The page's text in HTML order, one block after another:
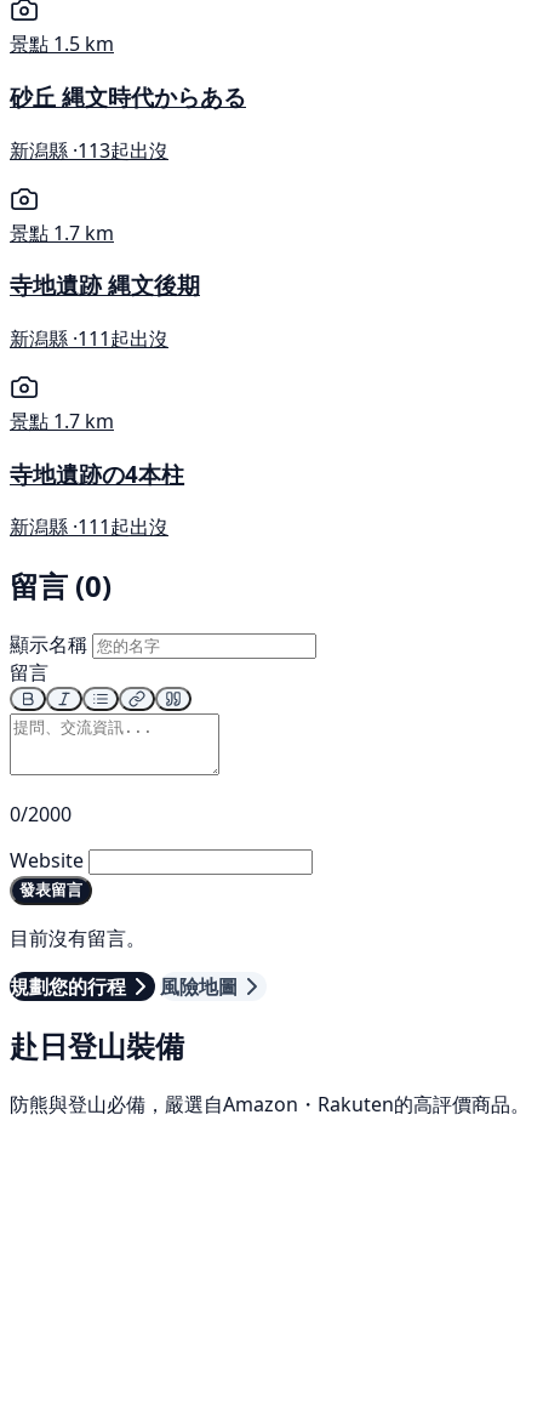
景點 1.5 km
砂丘 縄文時代からある
新潟縣 ·113起出沒
景點 1.7 km
寺地遺跡 縄文後期
新潟縣 ·111起出沒
景點 1.7 km
寺地遺跡の4本柱
新潟縣 ·111起出沒
留言 (0)
顯示名稱
留言
0/2000
Website
發表留言
目前沒有留言。
規劃您的行程
風險地圖
赴日登山裝備
防熊與登山必備，嚴選自Amazon・Rakuten的高評價商品。